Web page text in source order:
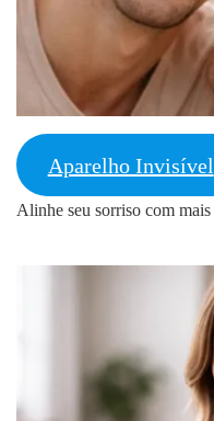
Aparelho Invisível
Alinhe seu sorriso com